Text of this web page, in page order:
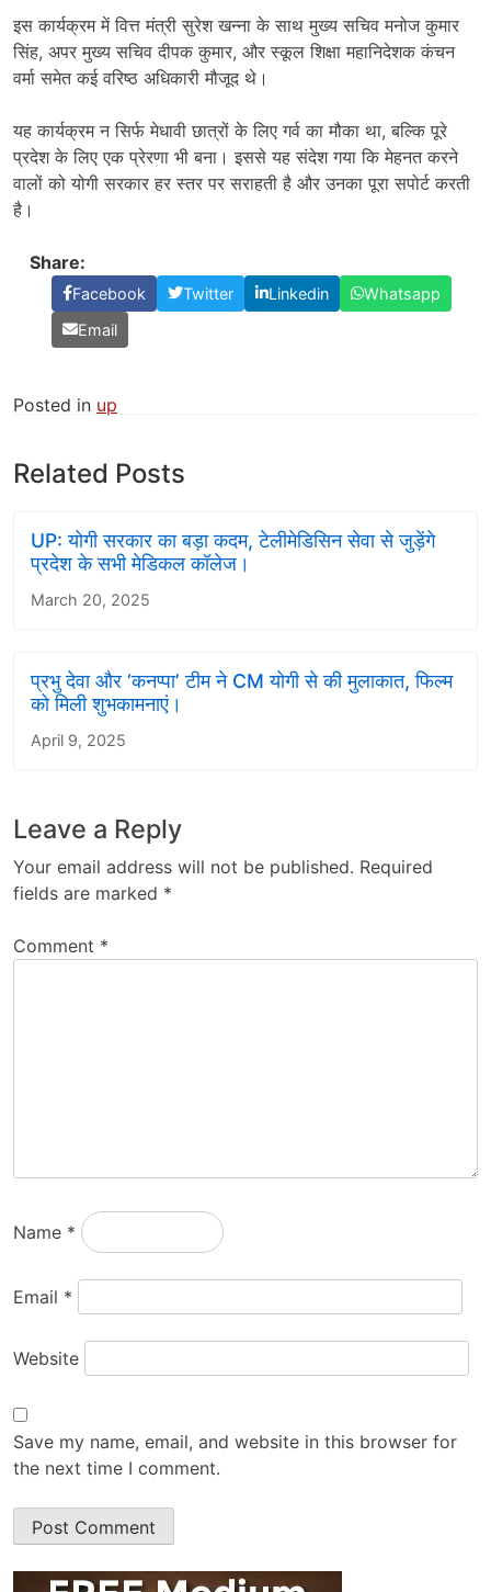
इस कार्यक्रम में वित्त मंत्री सुरेश खन्ना के साथ मुख्य सचिव मनोज कुमार
सिंह, अपर मुख्य सचिव दीपक कुमार, और स्कूल शिक्षा महानिदेशक कंचन
वर्मा समेत कई वरिष्ठ अधिकारी मौजूद थे।
यह कार्यक्रम न सिर्फ मेधावी छात्रों के लिए गर्व का मौका था, बल्कि पूरे
प्रदेश के लिए एक प्रेरणा भी बना। इससे यह संदेश गया कि मेहनत करने
वालों को योगी सरकार हर स्तर पर सराहती है और उनका पूरा सपोर्ट करती
है।
Share:
Facebook Twitter Linkedin
Whatsapp
Email
Posted in up
Related Posts
UP: योगी सरकार का बड़ा कदम, टेलीमेडिसिन सेवा से जुड़ेंगे
प्रदेश के सभी मेडिकल कॉलेज।
March 20, 2025
प्रभु देवा और ‘कनप्पा’ टीम ने CM योगी से की मुलाकात, फिल्म
को मिली शुभकामनाएं।
April 9, 2025
Leave a Reply
Your email address will not be published. Required
fields are marked *
Comment *
Name *
Email *
Website
Save my name, email, and website in this browser for
the next time I comment.